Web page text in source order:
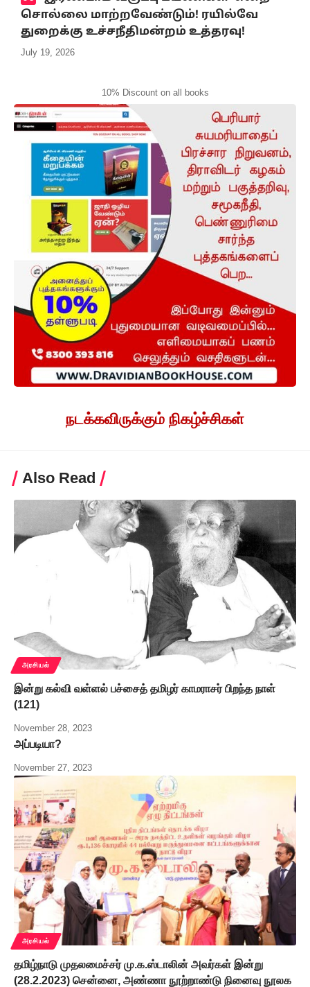
சொல்லை மாற்றவேண்டும்! ரயில்வே
துறைக்கு உச்சநீதிமன்றம் உத்தரவு!
July 19, 2026
10% Discount on all books
நடக்கவிருக்கும் நிகழ்ச்சிகள்
Also Read
அரசியல்
இன்று கல்வி வள்ளல் பச்சைத் தமிழர் காமராசர் பிறந்த நாள்
(121)
November 28, 2023
அப்படியா?
November 27, 2023
அரசியல்
தமிழ்நாடு முதலமைச்சர் மு.க.ஸ்டாலின் அவர்கள் இன்று
(28.2.2023) சென்னை, அண்ணா நூற்றாண்டு நினைவு நூலக